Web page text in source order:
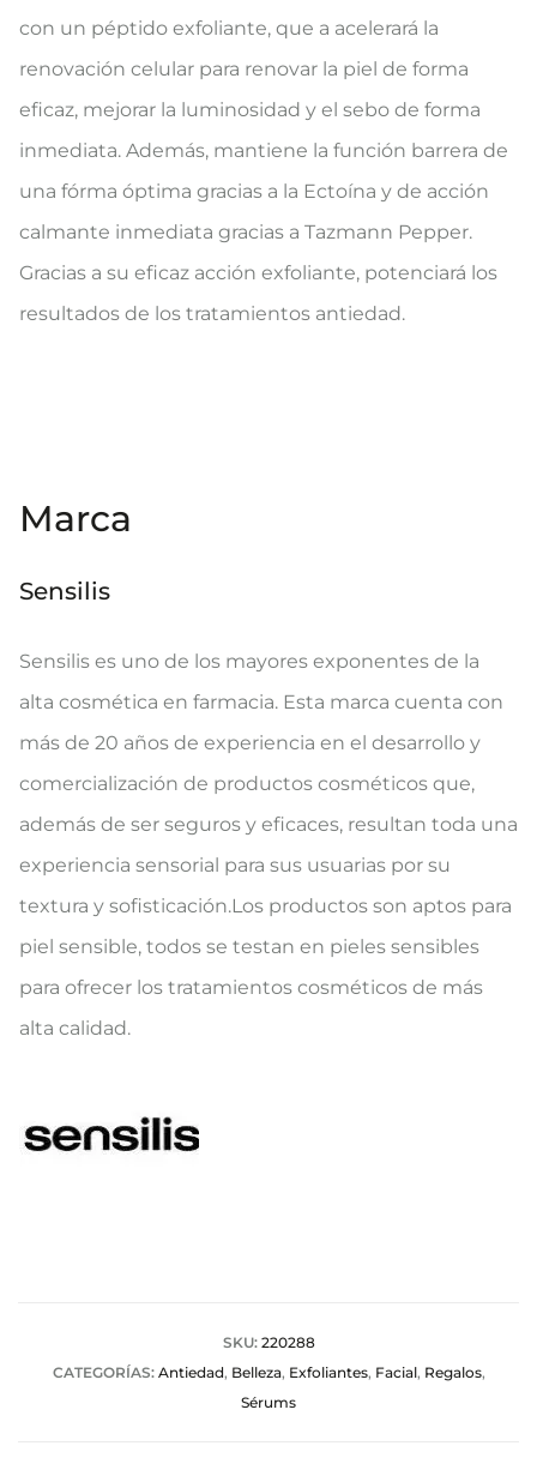
con un péptido exfoliante, que a acelerará la
renovación celular para renovar la piel de forma
eficaz, mejorar la luminosidad y el sebo de forma
inmediata. Además, mantiene la función barrera de
una fórma óptima gracias a la Ectoína y de acción
calmante inmediata gracias a Tazmann Pepper.
Gracias a su eficaz acción exfoliante, potenciará los
resultados de los tratamientos antiedad.
Marca
Sensilis
Sensilis es uno de los mayores exponentes de la
alta cosmética en farmacia. Esta marca cuenta con
más de 20 años de experiencia en el desarrollo y
comercialización de productos cosméticos que,
además de ser seguros y eficaces, resultan toda una
experiencia sensorial para sus usuarias por su
textura y sofisticación.Los productos son aptos para
piel sensible, todos se testan en pieles sensibles
para ofrecer los tratamientos cosméticos de más
alta calidad.
SKU: 220288
CATEGORÍAS: Antiedad, Belleza, Exfoliantes, Facial, Regalos,
Sérums